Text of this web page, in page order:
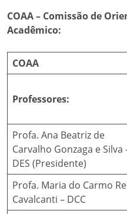
COAA – Comissão de
Acadêmico:
COAA
Professores:
Profa. Ana Beatriz de
Carvalho Gonzaga e Silva
DES (Presidente)
Profa. Maria do Carmo
Cavalcanti – DCC